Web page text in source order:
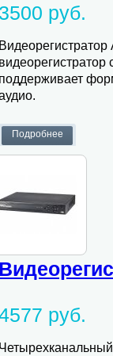
3500 руб.
поддерживает
руб.